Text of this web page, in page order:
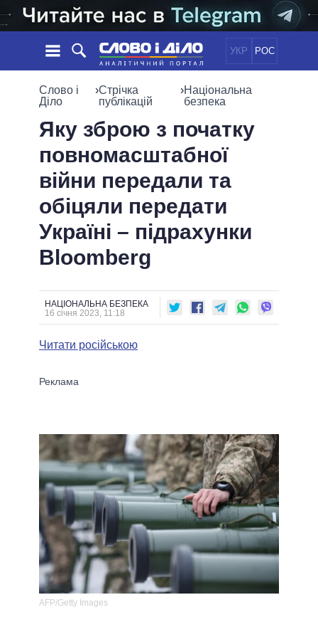
УКР РОС
НОВИНИ
СТРІЧКА
ПОДІЇ
СТАТТІ
ДУМКИ
ОГЛЯДИ
ДАЙДЖЕСТИ
СУСПІЛЬСТВО
СВІТ
ПОЛIТИКИ
УСІ ПОЛІТИКИ
ПРЕЗИДЕНТ І ОФІС
ВЕРХОВНА РАДА
КАБІНЕТ МІНІСТРІВ
ГОЛОВИ ОБЛАДМІНІСТРАЦІЙ
МЕРИ МІСТ
ВСІ ПЕРСОНИ
ІНФОГРАФІКА
ВІДЕО
ПІДТРИМАТИ
Слово і
Діло
›Стрічка
публікацій
›Національна
безпека
Яку зброю з початку
повномасштабної
війни передали та
обіцяли передати
Україні – підрахунки
Bloomberg
НАЦІОНАЛЬНА БЕЗПЕКА
16 січня 2023, 11:18
Читати російською
AFP/Getty Images